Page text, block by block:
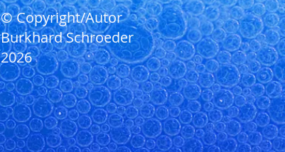
© Copyright/Autor
Burkhard Schroeder
2026